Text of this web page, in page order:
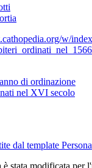
w/
di ordinazione
nel XVI secolo
dal template Persona
è stata modificata per